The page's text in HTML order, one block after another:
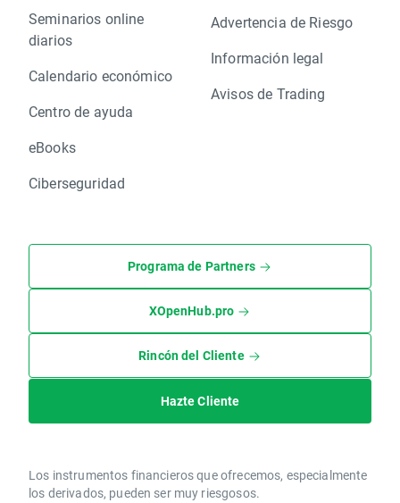
Seminarios online
diarios
Calendario económico
Centro de ayuda
eBooks
Ciberseguridad
Advertencia de Riesgo
Información legal
Avisos de Trading
Programa de Partners
XOpenHub.pro
Rincón del Cliente
Hazte Cliente
Los instrumentos financieros que ofrecemos, especialmente
los derivados, pueden ser muy riesgosos.